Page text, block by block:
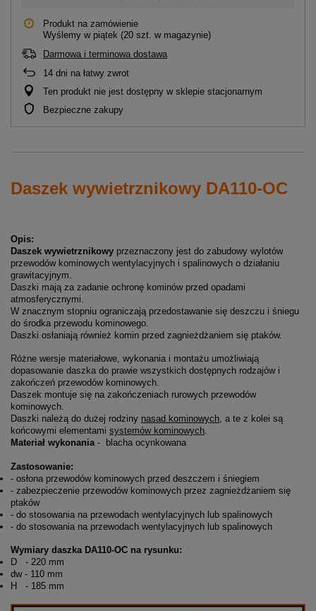
Produkt na zamówienie
Wyślemy w piątek (20 szt. w magazynie)
Darmowa i terminowa dostawa
14 dni na łatwy zwrot
Ten produkt nie jest dostępny w sklepie stacjonarnym
Bezpieczne zakupy
Daszek wywietrznikowy DA110-OC
Opis:
Daszek wywietrznikowy przeznaczony jest do zabudowy wylotów
przewodów kominowych wentylacyjnych i spalinowych o działaniu
grawitacyjnym.
Daszki mają za zadanie ochronę kominów przed opadami
atmosferycznymi.
W znacznym stopniu ograniczają przedostawanie się deszczu i śniegu
do środka przewodu kominowego.
Daszki osłaniają również komin przed zagnieżdżaniem się ptaków.
Różne wersje materiałowe, wykonania i montażu umożliwiają
dopasowanie daszka do prawie wszystkich dostępnych rodzajów i
zakończeń przewodów kominowych.
Daszek montuje się na zakończeniach rurowych przewodów
kominowych.
Daszki należą do dużej rodziny nasad kominowych , a te z kolei są
końcowymi elementami systemów kominowych
Materiał wykonania - blacha ocynkowana
Zastosowanie:
- osłona przewodów kominowych przed deszczem i śniegiem
- zabezpieczenie przewodów kominowych przez zagnieżdżaniem się
ptaków
- do stosowania na przewodach wentylacyjnych lub spalinowych
- do stosowania na przewodach wentylacyjnych lub spalinowych
Wymiary daszka DA110-OC na rysunku:
D - 220 mm
dw - 110 mm
H - 185 mm